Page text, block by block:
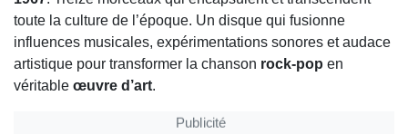
toute la culture de l’époque. Un disque qui fusionne
influences musicales, expérimentations sonores et audace
artistique pour transformer la chanson rock-pop en
véritable œuvre d’art.
Publicité